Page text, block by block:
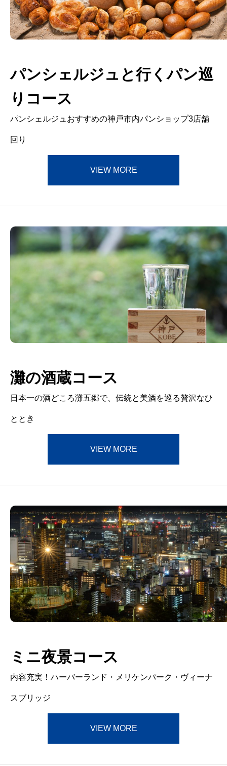
パンシェルジュと行くパン巡
りコース
パンシェルジュおすすめの神戸市内パンショップ3店舗
回り
VIEW MORE
灘の酒蔵コース
日本一の酒どころ灘五郷で、伝統と美酒を巡る贅沢なひ
ととき
VIEW MORE
ミニ夜景コース
内容充実！ハーバーランド・メリケンパーク・ヴィーナ
スブリッジ
VIEW MORE